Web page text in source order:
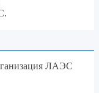
ЛАЭС